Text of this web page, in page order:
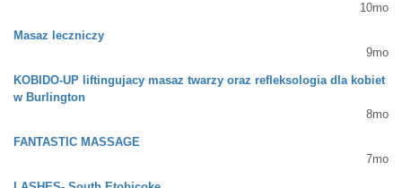
10mo
Masaz leczniczy
9mo
KOBIDO-UP liftingujacy masaz twarzy oraz refleksologia dla kobiet
w Burlington
8mo
FANTASTIC MASSAGE
7mo